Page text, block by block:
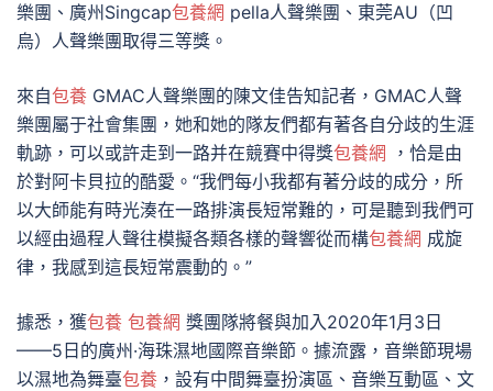
樂團、廣州Singcap包養網 pella人聲樂團、東莞AU（凹
烏）人聲樂團取得三等獎。
來自包養 GMAC人聲樂團的陳文佳告知記者，GMAC人聲
樂團屬于社會集團，她和她的隊友們都有著各自分歧的生涯
軌跡，可以或許走到一路并在競賽中得獎包養網 ，恰是由
於對阿卡貝拉的酷愛。“我們每小我都有著分歧的成分，所
以大師能有時光湊在一路排演長短常難的，可是聽到我們可
以經由過程人聲往模擬各類各樣的聲響從而構包養網 成旋
律，我感到這長短常震動的。”
據悉，獲包養 包養網 獎團隊將餐與加入2020年1月3日
——5日的廣州·海珠濕地國際音樂節。據流露，音樂節現場
以濕地為舞臺包養 ，設有中間舞臺扮演區、音樂互動區、文